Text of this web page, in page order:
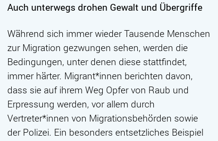
Auch unterwegs drohen Gewalt und Übergriffe
Während sich immer wieder Tausende Menschen
zur Migration gezwungen sehen, werden die
Bedingungen, unter denen diese stattfindet,
immer härter. Migrant*innen berichten davon,
dass sie auf ihrem Weg Opfer von Raub und
Erpressung werden, vor allem durch
Vertreter*innen von Migrationsbehörden sowie
der Polizei. Ein besonders entsetzliches Beispiel